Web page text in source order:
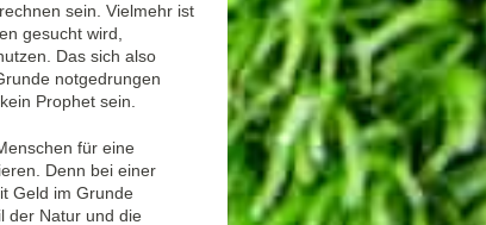
sein. Vielmehr ist
gesucht wird,
Das sich also
notgedrungen
Prophet sein.
für eine
Denn bei einer
Geld im Grunde
der Natur und die